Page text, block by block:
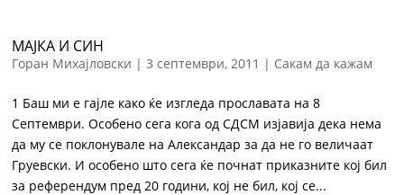
МАЈКА И СИН
Горан Михајловски |3 септември, 2011 | Сакам да кажам
1 Баш ми е гајле како ќе изгледа прославата на 8
Септември. Особено сега кога од СДСМ изјавија дека нема
да му се поклонувале на Александар за да не го величаат
Груевски. И особено што сега ќе почнат приказните кој бил
за референдум пред 20 години, кој не бил, кој се...